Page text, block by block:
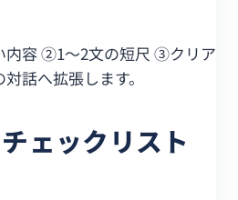
容 ②1〜2文の短尺 ③クリア
話へ拡張します。
ェックリスト